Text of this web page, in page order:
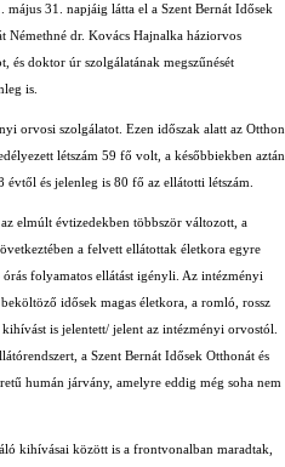
31. napjáig látta el a Szent Bernát Idősek
Némethné dr. Kovács Hajnalka háziorvos
és doktor úr szolgálatának megszűnését
is.
orvosi szolgálatot. Ezen időszak alatt az Otthon
létszám 59 fő volt, a későbbiekben aztán
és jelenleg is 80 fő az ellátotti létszám.
elmúlt évtizedekben többször változott, a
a felvett ellátottak életkora egyre
folyamatos ellátást igényli. Az intézményi
idősek magas életkora, a romló, rossz
is jelentett/ jelent az intézményi orvostól.
a Szent Bernát Idősek Otthonát és
humán járvány, amelyre eddig még soha nem
kihívásai között is a frontvonalban maradtak,